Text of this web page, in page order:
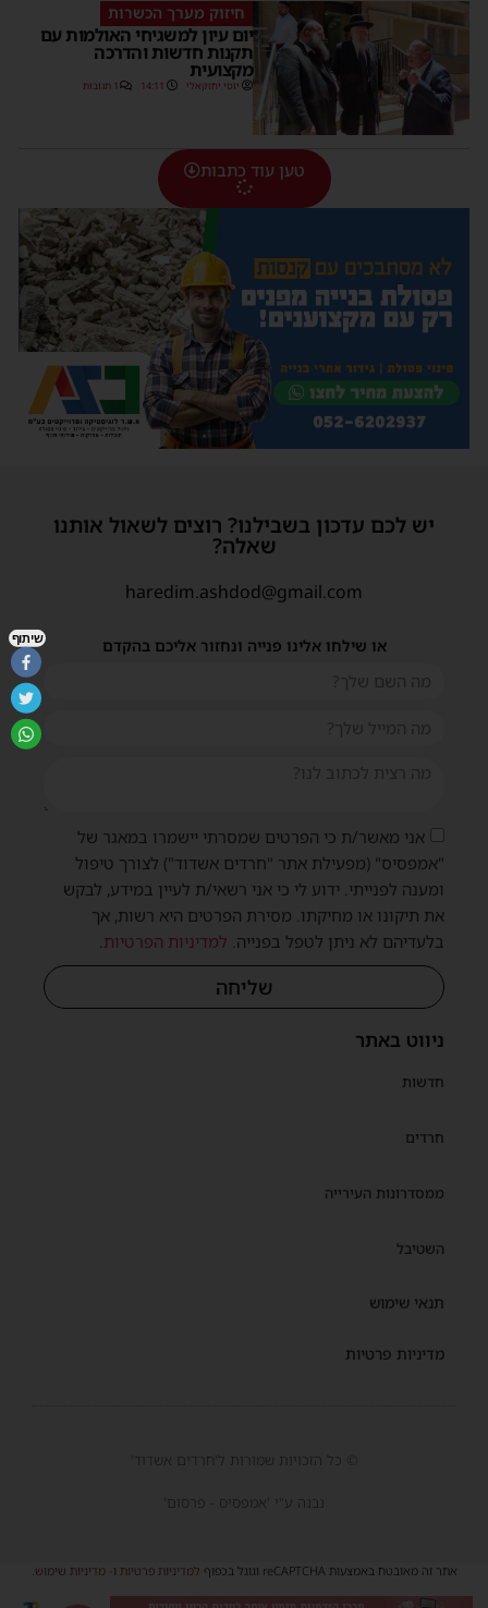
חיזוק מערך הכשרות
יום עיון למשגיחי האולמות עם
תקנות חדשות והדרכה
מקצועית
יוסי יחזקאלי 14:11 1 תגובות
טען עוד כתבות
ניווט באתר
חדשות
חרדים
ממסדרונות העירייה
השטיבל
תנאי שימוש
מדיניות פרטיות
יש לכם עדכון בשבילנו? רוצים לשאול אותנו
שאלה?
haredim.ashdod@gmail.com
או שילחו אלינו פנייה ונחזור אליכם בהקדם
אני מאשר/ת כי הפרטים שמסרתי יישמרו במאגר של
"אמפסיס" (מפעילת אתר "חרדים אשדוד") לצורך טיפול
ומענה לפנייתי. ידוע לי כי אני רשאי/ת לעיין במידע, לבקש
את תיקונו או מחיקתו. מסירת הפרטים היא רשות, אך
בלעדיהם לא ניתן לטפל בפנייה. למדיניות הפרטיות.
שליחה
© כל הזכויות שמורות ל'חרדים אשדוד'
נבנה ע"י 'אמפסיס - פרסום'
אתר זה מאובטח באמצעות reCAPTCHA וגוגל בכפוף למדיניות פרטיות ו-מדיניות שימוש.
שיתוף